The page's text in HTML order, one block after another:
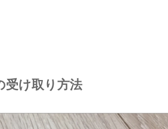
受け取り方法